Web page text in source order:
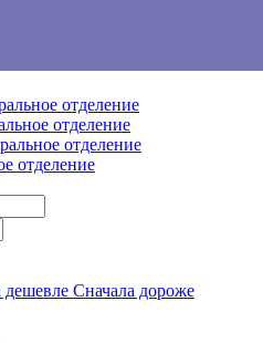
отделение
отделение
отделение
отделение
дешевле Сначала дороже